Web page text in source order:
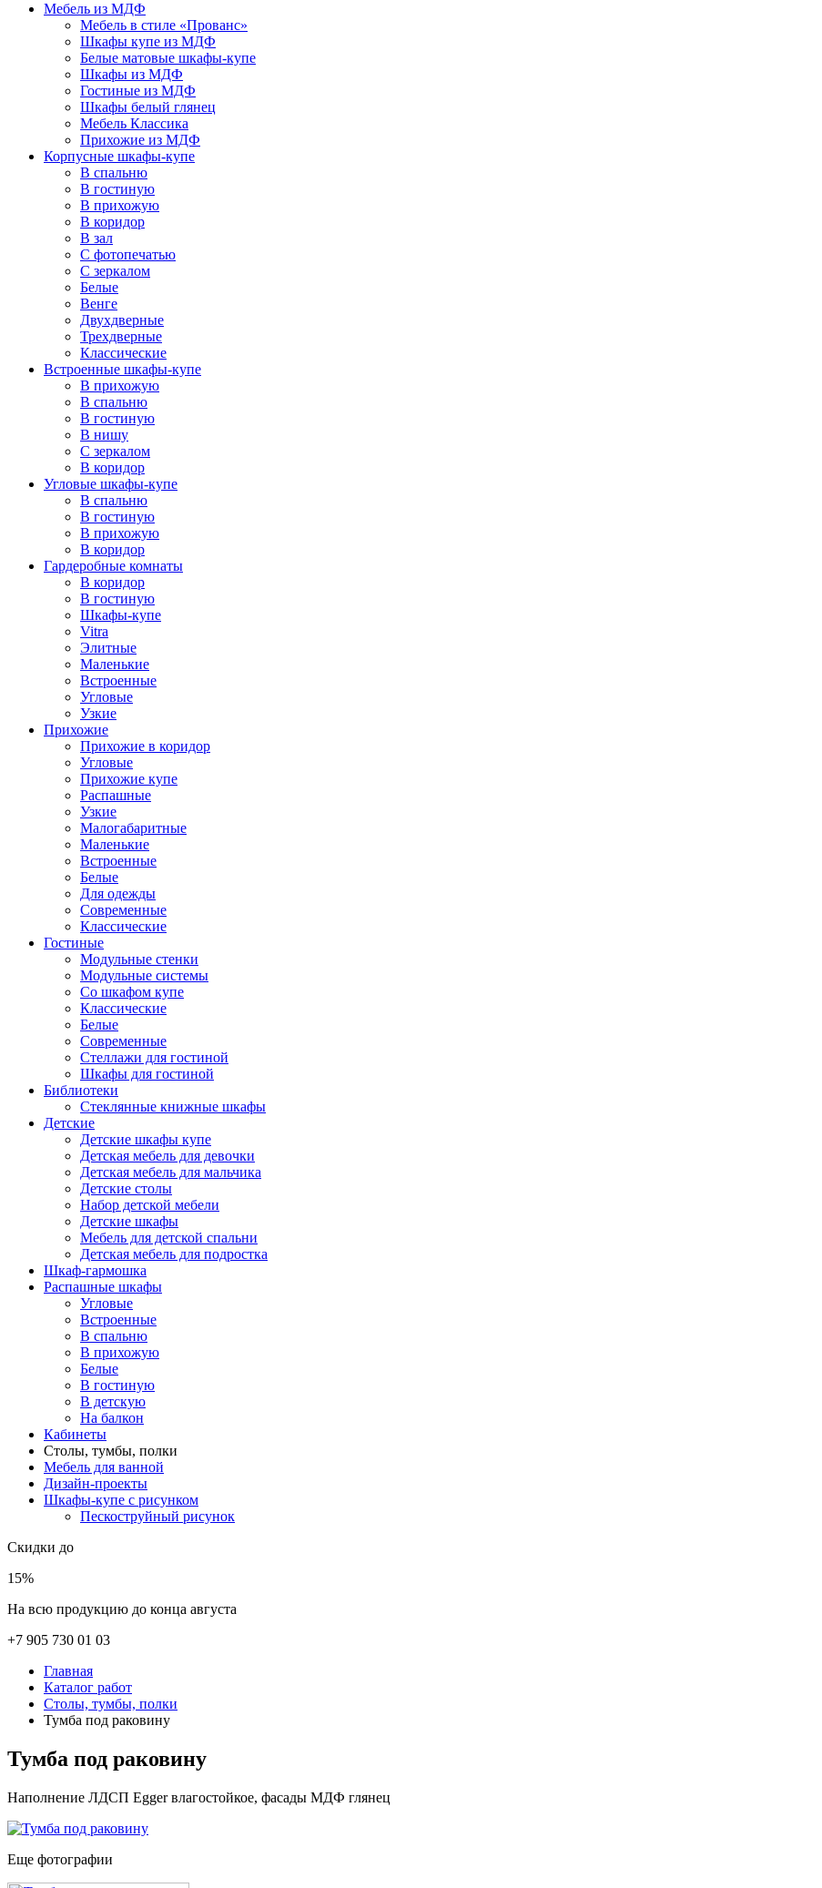
Мебель из МДФ
Мебель в стиле «Прованс»
Шкафы купе из МДФ
Белые матовые шкафы-купе
Шкафы из МДФ
Гостиные из МДФ
Шкафы белый глянец
Мебель Классика
Прихожие из МДФ
Корпусные шкафы-купе
В спальню
В гостиную
В прихожую
В коридор
В зал
С фотопечатью
С зеркалом
Белые
Венге
Двухдверные
Трехдверные
Классические
Встроенные шкафы-купе
В прихожую
В спальню
В гостиную
В нишу
С зеркалом
В коридор
Угловые шкафы-купе
В спальню
В гостиную
В прихожую
В коридор
Гардеробные комнаты
В коридор
В гостиную
Шкафы-купе
Vitra
Элитные
Маленькие
Встроенные
Угловые
Узкие
Прихожие
Прихожие в коридор
Угловые
Прихожие купе
Распашные
Узкие
Малогабаритные
Маленькие
Встроенные
Белые
Для одежды
Современные
Классические
Гостиные
Модульные стенки
Модульные системы
Со шкафом купе
Классические
Белые
Современные
Стеллажи для гостиной
Шкафы для гостиной
Библиотеки
Стеклянные книжные шкафы
Детские
Детские шкафы купе
Детская мебель для девочки
Детская мебель для мальчика
Детские столы
Набор детской мебели
Детские шкафы
Мебель для детской спальни
Детская мебель для подростка
Шкаф-гармошка
Распашные шкафы
Угловые
Встроенные
В спальню
В прихожую
Белые
В гостиную
В детскую
На балкон
Кабинеты
Столы, тумбы, полки
Мебель для ванной
Дизайн-проекты
Шкафы-купе с рисунком
Пескоструйный рисунок
Скидки до
15%
На всю продукцию до конца августа
+7 905 730 01 03
Главная
Каталог работ
Столы, тумбы, полки
Тумба под раковину
Тумба под раковину
Наполнение ЛДСП Egger влагостойкое, фасады МДФ глянец
Еще фотографии